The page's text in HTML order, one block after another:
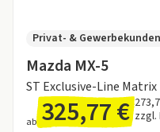
Mazda MX-5
ST Exclusive-Line Matrix
Privat- & Gewerbekunden
ab 325,77 € zzgl.